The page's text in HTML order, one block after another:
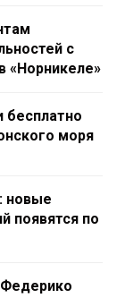
с
«Норникеле»
бесплатно
моря
новые
появятся по